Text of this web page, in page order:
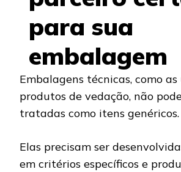
para sua
embalagem
Embalagens técnicas, como
produtos de vedação, não
tratadas como itens genéricos.
Elas precisam ser
em critérios específicos e